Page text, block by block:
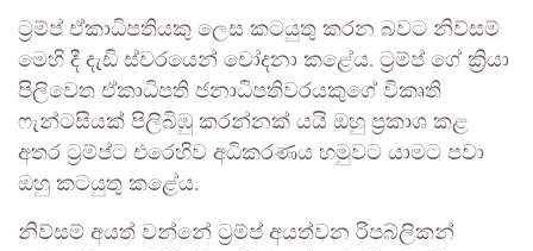
ට්‍රම්ප් ඒකාධිපතියකු ලෙස කටයුතු කරන බවට නිව්සම්
මෙහි දී දැඩි ස්වරයෙන් චෝදනා කළේය. ට්‍රම්ප් ගේ ක්‍රියා
පිලිවෙත ඒකාධිපති ජනාධිපතිවරයකුගේ විකෘති
ෆැන්ටසියක් පිලිබිඹු කරන්නක් යයි ඔහු ප්‍රකාශ කළ
අතර ට්‍රම්ප්ට එරෙහිව අධිකරණය හමුවට යාමට පවා
ඔහු කටයුතු කළේය.
නිව්සම් අයත් වන්නේ ට්‍රම්ප් අයත්වන රිපබ්ලිකන්